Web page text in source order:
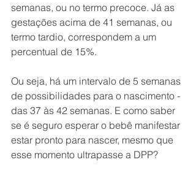
semanas, ou no termo precoce. Já as
gestações acima de 41 semanas, ou
termo tardio, correspondem a um
percentual de 15%.
Ou seja, há um intervalo de 5 semanas
de possibilidades para o nascimento -
das 37 às 42 semanas. E como saber
se é seguro esperar o bebê manifestar
estar pronto para nascer, mesmo que
esse momento ultrapasse a DPP?